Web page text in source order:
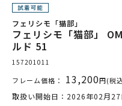
フェリシモ「猫部」
フェリシモ「猫部」
ルド 51
157201011
フレーム価格： 13,200円(税
取扱い開始日：2026年02月27